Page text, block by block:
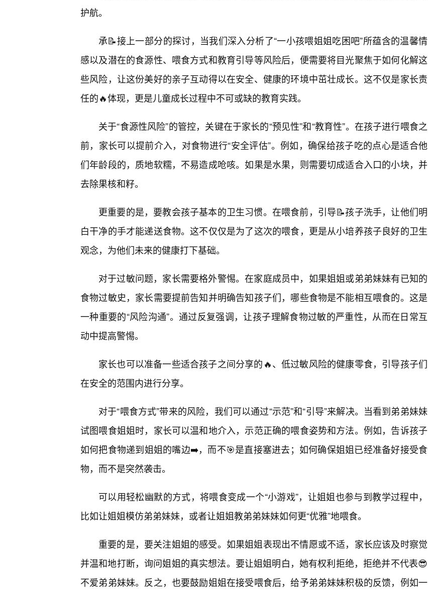
护航。
承📝接上一部分的探讨，当我们深入分析了“一小孩喂姐姐吃困吧”所蕴含的温馨情
感以及潜在的食源性、喂食方式和教育引导等风险后，便需要将目光聚焦于如何化解这
些风险，让这份美好的亲子互动得以在安全、健康的环境中茁壮成长。这不仅是家长责
任的🔥体现，更是儿童成长过程中不可或缺的教育实践。
关于“食源性风险”的管控，关键在于家长的“预见性”和“教育性”。在孩子进行喂食之
前，家长可以提前介入，对食物进行“安全评估”。例如，确保给孩子吃的点心是适合他
们年龄段的，质地软糯，不易造成呛咳。如果是水果，则需要切成适合入口的小块，并
去除果核和籽。
更重要的是，要教会孩子基本的卫生习惯。在喂食前，引导📝孩子洗手，让他们明
白干净的手才能递送食物。这不仅仅是为了这次的喂食，更是从小培养孩子良好的卫生
观念，为他们未来的健康打下基础。
对于过敏问题，家长需要格外警惕。在家庭成员中，如果姐姐或弟弟妹妹有已知的
食物过敏史，家长需要提前告知并明确告知孩子们，哪些食物是不能相互喂食的。这是
一种重要的“风险沟通”。通过反复强调，让孩子理解食物过敏的严重性，从而在日常互
动中提高警惕。
家长也可以准备一些适合孩子之间分享的🔥、低过敏风险的健康零食，引导孩子们
在安全的范围内进行分享。
对于“喂食方式”带来的风险，我们可以通过“示范”和“引导”来解决。当看到弟弟妹妹
试图喂食姐姐时，家长可以温和地介入，示范正确的喂食姿势和方法。例如，告诉孩子
如何把食物递到姐姐的嘴边➡️，而不🎯是直接塞进去；如何确保姐姐已经准备好接受食
物，而不是突然袭击。
可以用轻松幽默的方式，将喂食变成一个“小游戏”，让姐姐也参与到教学过程中，
比如让姐姐模仿弟弟妹妹，或者让姐姐教弟弟妹妹如何更“优雅”地喂食。
重要的是，要关注姐姐的感受。如果姐姐表现出不情愿或不适，家长应该及时察觉
并温和地打断，询问姐姐的真实想法。要让姐姐明白，她有权利拒绝，拒绝并不代表😎
不爱弟弟妹妹。反之，也要鼓励姐姐在接受喂食后，给予弟弟妹妹积极的反馈，例如一